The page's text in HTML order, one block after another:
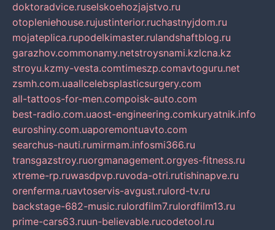
doktoradvice.ruselskoehozjajstvo.ru
otopleniehouse.rujustinterior.ruchastnyjdom.ru
mojateplica.rupodelkimaster.rulandshaftblog.ru
garazhov.commonamy.netstroysnami.kzlcna.kz
stroyu.kzmy-vesta.comtimeszp.comavtoguru.net
zsmh.com.uaallcelebsplasticsurgery.com
all-tattoos-for-men.compoisk-auto.com
best-radio.com.uaost-engineering.comkuryatnik.info
euroshiny.com.uaporemontuavto.com
searchus-nauti.rumirmam.infosmi366.ru
transgazstroy.ruorgmanagement.orgyes-fitness.ru
xtreme-rp.ruwasdpvp.ruvoda-otri.rutishinapve.ru
orenferma.ruavtoservis-avgust.rulord-tv.ru
backstage-682-music.rulordfilm7.rulordfilm13.ru
prime-cars63.ruun-believable.rucodetool.ru